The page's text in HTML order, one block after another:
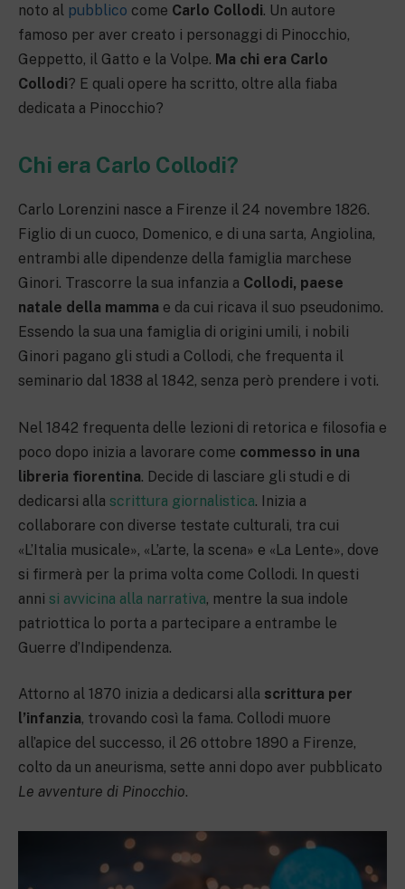
noto al pubblico come Carlo Collodi. Un autore
famoso per aver creato i personaggi di Pinocchio,
Geppetto, il Gatto e la Volpe. Ma chi era Carlo
Collodi? E quali opere ha scritto, oltre alla fiaba
dedicata a Pinocchio?
Chi era Carlo Collodi?
Carlo Lorenzini nasce a Firenze il 24 novembre 1826.
Figlio di un cuoco, Domenico, e di una sarta, Angiolina,
entrambi alle dipendenze della famiglia marchese
Ginori. Trascorre la sua infanzia a Collodi, paese
natale della mamma e da cui ricava il suo pseudonimo.
Essendo la sua una famiglia di origini umili, i nobili
Ginori pagano gli studi a Collodi, che frequenta il
seminario dal 1838 al 1842, senza però prendere i voti.
Nel 1842 frequenta delle lezioni di retorica e filosofia e
poco dopo inizia a lavorare come commesso in una
libreria fiorentina. Decide di lasciare gli studi e di
dedicarsi alla scrittura giornalistica. Inizia a
collaborare con diverse testate culturali, tra cui
«L’Italia musicale», «L’arte, la scena» e «La Lente», dove
si firmerà per la prima volta come Collodi. In questi
anni si avvicina alla narrativa, mentre la sua indole
patriottica lo porta a partecipare a entrambe le
Guerre d’Indipendenza.
Attorno al 1870 inizia a dedicarsi alla scrittura per
l’infanzia, trovando così la fama. Collodi muore
all’apice del successo, il 26 ottobre 1890 a Firenze,
colto da un aneurisma, sette anni dopo aver pubblicato
Le avventure di Pinocchio.